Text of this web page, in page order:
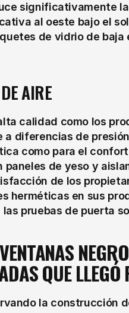
significativamente
al oeste bajo el
de vidrio de baja
AIRE
calidad como los
a diferencias de
como para el
paneles de yeso y
de los
herméticas en sus
pruebas de puerta
QUE
la construcción